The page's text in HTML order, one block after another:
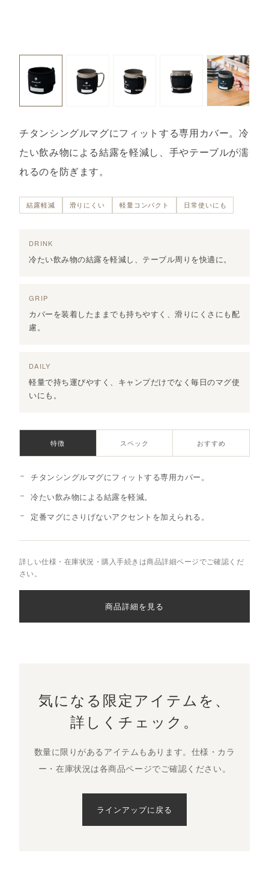
チタンシングルマグにフィットする専用カバー。冷
たい飲み物による結露を軽減し、手やテーブルが濡
れるのを防ぎます。
結露軽減 滑りにくい 軽量コンパクト 日常使いにも
DRINK
冷たい飲み物の結露を軽減し、テーブル周りを快適に。
GRIP
カバーを装着したままでも持ちやすく、滑りにくさにも配
慮。
DAILY
軽量で持ち運びやすく、キャンプだけでなく毎日のマグ使
いにも。
特徴 スペック おすすめ
チタンシングルマグにフィットする専用カバー。
冷たい飲み物による結露を軽減。
定番マグにさりげないアクセントを加えられる。
詳しい仕様・在庫状況・購入手続きは商品詳細ページでご確認くだ
さい。
商品詳細を見る
気になる限定アイテムを、
詳しくチェック。
数量に限りがあるアイテムもあります。仕様・カラ
ー・在庫状況は各商品ページでご確認ください。
ラインアップに戻る